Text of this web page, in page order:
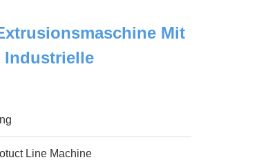
Mit
Industrielle
Line Machine